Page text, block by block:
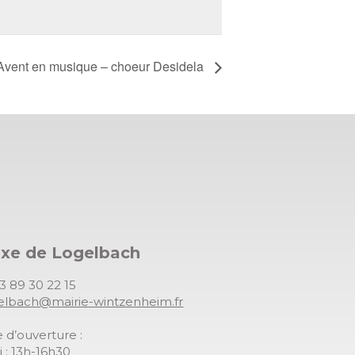
en musique – choeur Desidela
de Logelbach
89 30 22 15
wintzenheim.fr
d’ouverture :
: 13h-16h30